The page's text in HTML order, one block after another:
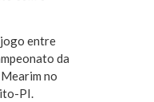
entre
da
no
PI.